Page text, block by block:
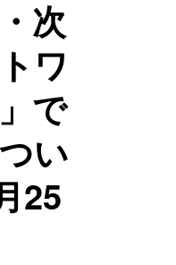
次
ワ
で
い
25